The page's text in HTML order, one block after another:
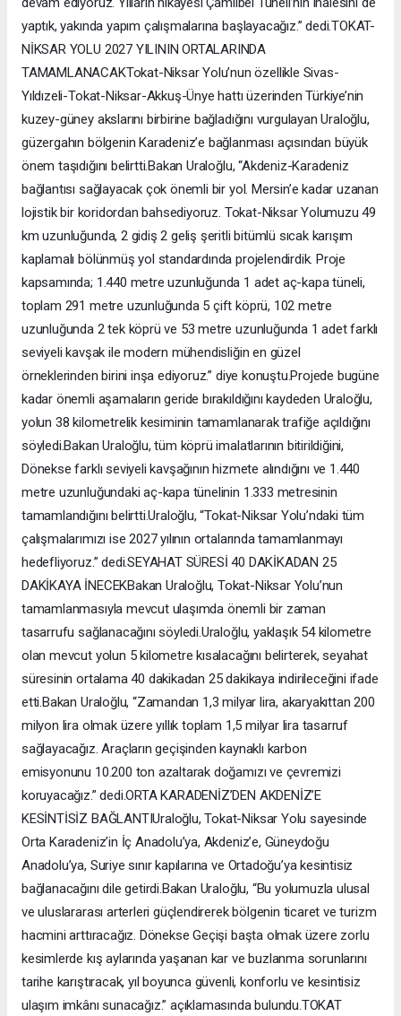
yaptık, yakında yapım çalışmalarına başlayacağız.” dedi.TOKAT-
NİKSAR YOLU 2027 YILININ ORTALARINDA
TAMAMLANACAKTokat-Niksar Yolu’nun özellikle Sivas-
Yıldızeli-Tokat-Niksar-Akkuş-Ünye hattı üzerinden Türkiye’nin
kuzey-güney akslarını birbirine bağladığını vurgulayan Uraloğlu,
güzergahın bölgenin Karadeniz’e bağlanması açısından büyük
önem taşıdığını belirtti.Bakan Uraloğlu, “Akdeniz-Karadeniz
bağlantısı sağlayacak çok önemli bir yol. Mersin’e kadar uzanan
lojistik bir koridordan bahsediyoruz. Tokat-Niksar Yolumuzu 49
km uzunluğunda, 2 gidiş 2 geliş şeritli bitümlü sıcak karışım
kaplamalı bölünmüş yol standardında projelendirdik. Proje
kapsamında; 1.440 metre uzunluğunda 1 adet aç-kapa tüneli,
toplam 291 metre uzunluğunda 5 çift köprü, 102 metre
uzunluğunda 2 tek köprü ve 53 metre uzunluğunda 1 adet farklı
seviyeli kavşak ile modern mühendisliğin en güzel
örneklerinden birini inşa ediyoruz.” diye konuştu.Projede bugüne
kadar önemli aşamaların geride bırakıldığını kaydeden Uraloğlu,
yolun 38 kilometrelik kesiminin tamamlanarak trafiğe açıldığını
söyledi.Bakan Uraloğlu, tüm köprü imalatlarının bitirildiğini,
Dönekse farklı seviyeli kavşağının hizmete alındığını ve 1.440
metre uzunluğundaki aç-kapa tünelinin 1.333 metresinin
tamamlandığını belirtti.Uraloğlu, “Tokat-Niksar Yolu’ndaki tüm
çalışmalarımızı ise 2027 yılının ortalarında tamamlanmayı
hedefliyoruz.” dedi.SEYAHAT SÜRESİ 40 DAKİKADAN 25
DAKİKAYA İNECEKBakan Uraloğlu, Tokat-Niksar Yolu’nun
tamamlanmasıyla mevcut ulaşımda önemli bir zaman
tasarrufu sağlanacağını söyledi.Uraloğlu, yaklaşık 54 kilometre
olan mevcut yolun 5 kilometre kısalacağını belirterek, seyahat
süresinin ortalama 40 dakikadan 25 dakikaya indirileceğini ifade
etti.Bakan Uraloğlu, “Zamandan 1,3 milyar lira, akaryakıttan 200
milyon lira olmak üzere yıllık toplam 1,5 milyar lira tasarruf
sağlayacağız. Araçların geçişinden kaynaklı karbon
emisyonunu 10.200 ton azaltarak doğamızı ve çevremizi
koruyacağız.” dedi.ORTA KARADENİZ’DEN AKDENİZ’E
KESİNTİSİZ BAĞLANTIUraloğlu, Tokat-Niksar Yolu sayesinde
Orta Karadeniz’in İç Anadolu’ya, Akdeniz’e, Güneydoğu
Anadolu’ya, Suriye sınır kapılarına ve Ortadoğu’ya kesintisiz
bağlanacağını dile getirdi.Bakan Uraloğlu, “Bu yolumuzla ulusal
ve uluslararası arterleri güçlendirerek bölgenin ticaret ve turizm
hacmini arttıracağız. Dönekse Geçişi başta olmak üzere zorlu
kesimlerde kış aylarında yaşanan kar ve buzlanma sorunlarını
tarihe karıştıracak, yıl boyunca güvenli, konforlu ve kesintisiz
ulaşım imkânı sunacağız.” açıklamasında bulundu.TOKAT